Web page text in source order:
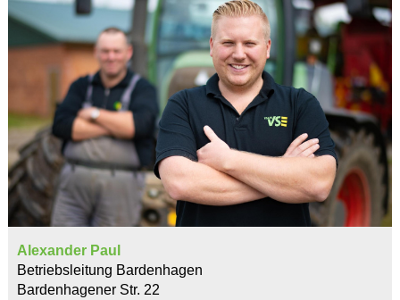
Alexander Paul
Betriebsleitung Bardenhagen
Bardenhagener Str. 22